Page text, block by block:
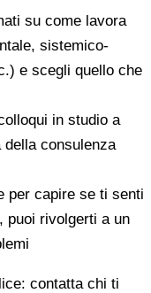
su come lavora
sistemico-
e scegli quello che
in studio a
consulenza
per capire se ti senti
puoi rivolgerti a un
contatta chi ti